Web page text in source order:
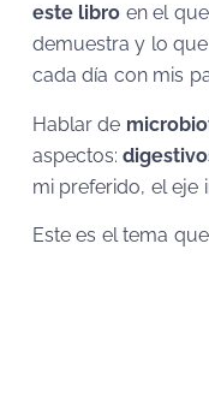
este libro en el
demuestra y lo
cada día con mis
Hablar de
aspectos:
mi preferido, el eje
Este es el tema